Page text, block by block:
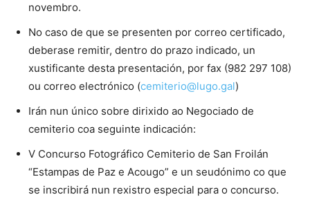
novembro.
No caso de que se presenten por correo certificado,
deberase remitir, dentro do prazo indicado, un
xustificante desta presentación, por fax (982 297 108)
ou correo electrónico (cemiterio@lugo.gal)
Irán nun único sobre dirixido ao Negociado de
cemiterio coa seguinte indicación:
V Concurso Fotográfico Cemiterio de San Froilán
“Estampas de Paz e Acougo” e un seudónimo co que
se inscribirá nun rexistro especial para o concurso.